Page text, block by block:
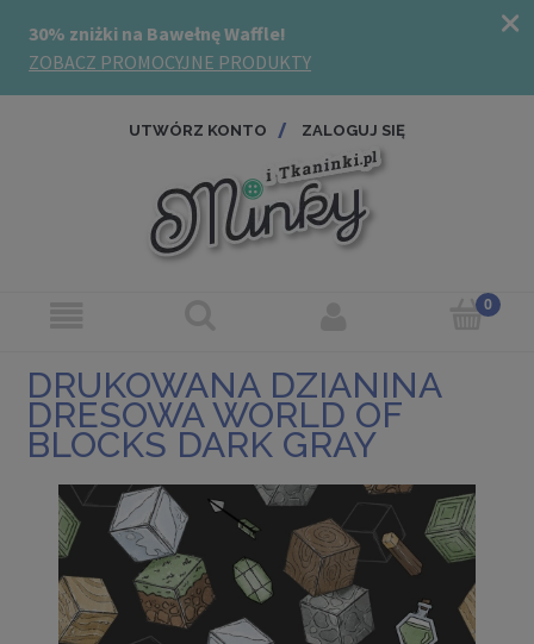
UTWÓRZ KONTO ZALOGUJ SIĘ
DRUKOWANA DZIANINA
DRESOWA WORLD OF
BLOCKS DARK GRAY